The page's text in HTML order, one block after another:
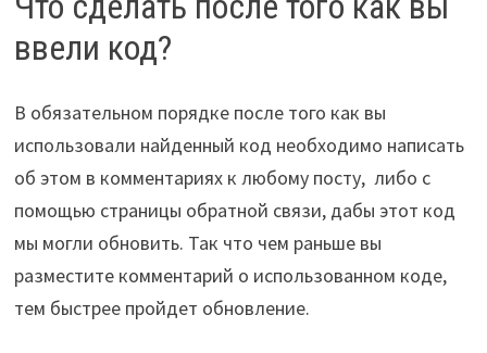
ввели код?
В обязательном порядке после того как вы
использовали найденный код необходимо написать
об этом в комментариях к любому посту, либо с
помощью страницы обратной связи, дабы этот код
мы могли обновить. Так что чем раньше вы
разместите комментарий о использованном коде,
тем быстрее пройдет обновление.